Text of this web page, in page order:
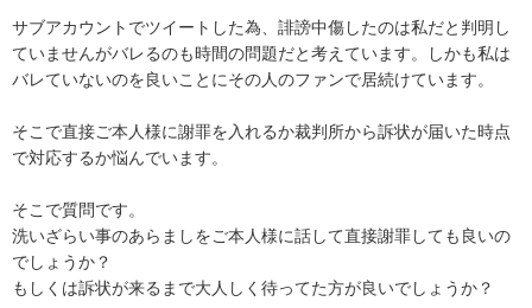
サブアカウントでツイートした為、誹謗中傷したのは私だと判明し
ていませんがバレるのも時間の問題だと考えています。しかも私は
バレていないのを良いことにその人のファンで居続けています。
そこで直接ご本人様に謝罪を入れるか裁判所から訴状が届いた時点
で対応するか悩んでいます。
そこで質問です。
洗いざらい事のあらましをご本人様に話して直接謝罪しても良いの
でしょうか？
もしくは訴状が来るまで大人しく待ってた方が良いでしょうか？